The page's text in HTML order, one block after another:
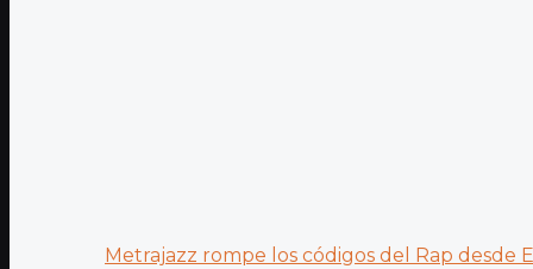
Metrajazz rompe los códigos del Rap desde